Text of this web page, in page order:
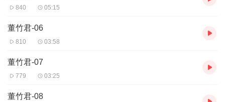
840 05:15
董竹君-06
810 03:58
董竹君-07
779 03:25
董竹君-08